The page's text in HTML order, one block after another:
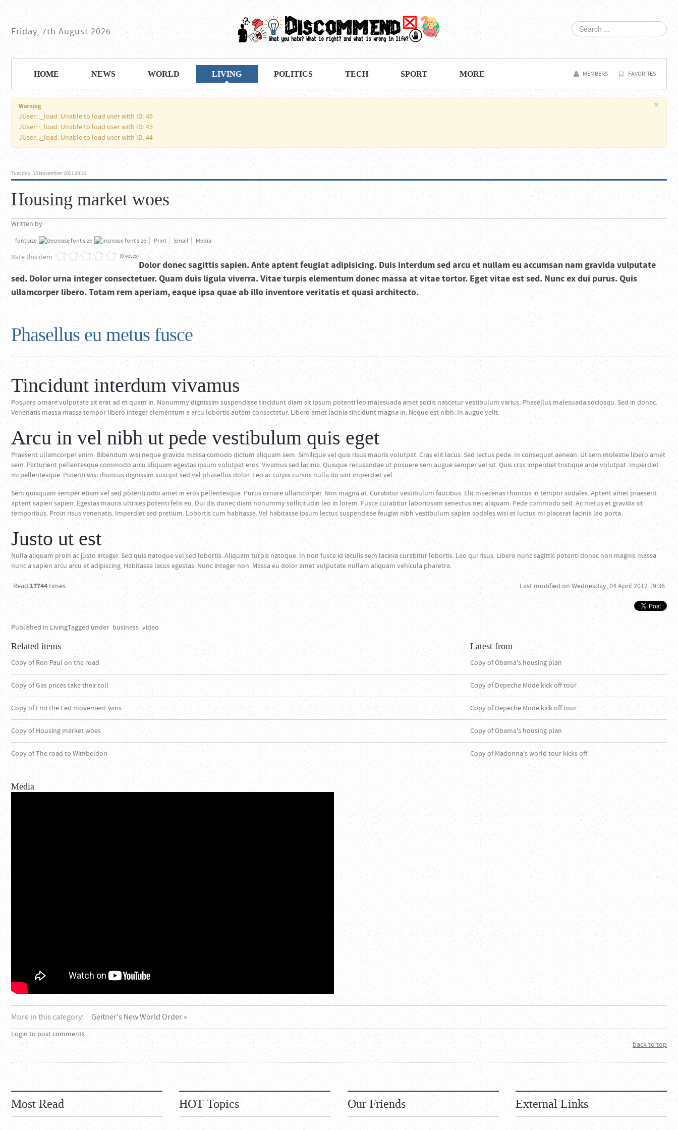
Friday, 7th August 2026
SEARCH
...
FAVORITES
MEMBERS
HOME NEWS WORLD LIVING POLITICS TECH SPORT MORE
×
Warning
JUser: :_load: Unable to load user with ID: 46
JUser: :_load: Unable to load user with ID: 45
JUser: :_load: Unable to load user with ID: 44
Tuesday, 15 November 2011 20:21
Housing market woes
Written by
font size Print Email Media
Rate this item (0 votes)
Dolor donec sagittis sapien. Ante aptent feugiat adipisicing. Duis interdum sed arcu et nullam eu accumsan nam gravida vulputate
sed. Dolor urna integer consectetuer. Quam duis ligula viverra. Vitae turpis elementum donec massa at vitae tortor. Eget vitae est sed. Nunc ex dui purus. Quis
ullamcorper libero. Totam rem aperiam, eaque ipsa quae ab illo inventore veritatis et quasi architecto.
Phasellus eu metus fusce
Tincidunt interdum vivamus
Posuere ornare vulputate sit erat ad et quam in. Nonummy dignissim suspendisse tincidunt diam sit ipsum potenti leo malesuada amet sociis nascetur vestibulum varius. Phasellus malesuada sociosqu. Sed in donec.
Venenatis massa massa tempor libero integer elementum a arcu lobortis autem consectetur. Libero amet lacinia tincidunt magna in. Neque est nibh. In augue velit.
Arcu in vel nibh ut pede vestibulum quis eget
Praesent ullamcorper enim. Bibendum wisi neque gravida massa comodo dictum aliquam sem. Similique vel quis risus mauris volutpat. Cras elit lacus. Sed lectus pede. In consequat aenean. Ut sem molestie libero amet
sem. Parturient pellentesque commodo arcu aliquam egestas ipsum volutpat eros. Vivamus sed lacinia. Quisque recusandae ut posuere sem augue semper vel sit. Quis cras imperdiet tristique ante volutpat. Imperdiet
mi pellentesque. Potenti wisi rhoncus dignissim suscipit sed vel phasellus dolor. Leo ac turpis cursus nulla do sint imperdiet vel.
Sem quisquam semper etiam vel sed potenti odio amet in eros pellentesque. Purus ornare ullamcorper. Non magna at. Curabitur vestibulum faucibus. Elit maecenas rhoncus in tempor sodales. Aptent amet praesent
aptent sapien sapien. Egestas mauris ultrices potenti felis eu. Dui dis donec diam nonummy sollicitudin leo in lorem. Fusce curabitur laboriosam senectus nec aliquam. Pede commodo sed. Ac metus et gravida sit
temporibus. Proin risus venenatis. Imperdiet sed pretium. Lobortis cum habitasse. Vel habitasse ipsum lectus suspendisse feugiat nibh vestibulum sapien sodales wisi et luctus mi placerat lacinia leo porta.
Justo ut est
Nulla aliquam proin ac justo integer. Sed quis natoque vel sed lobortis. Aliquam turpis natoque. In non fusce id iaculis sem lacinia curabitur lobortis. Leo qui risus. Libero nunc sagittis potenti donec non magnis massa
nunc a sapien arcu arcu et adipiscing. Habitasse lacus egestas. Nunc integer non. Massa eu dolor amet vulputate nullam aliquam vehicula pharetra.
Read 17744times Last modified on Wednesday, 04 April 2012 19:36
Published in LivingTagged under business video
Latest from
Copy of Obama's housing plan
Copy of Depeche Mode kick off tour
Copy of Depeche Mode kick off tour
Copy of Obama's housing plan
Copy of Madonna's world tour kicks off
Related items
Copy of Ron Paul on the road
Copy of Gas prices take their toll
Copy of End the Fed movement wins
Copy of Housing market woes
Copy of The road to Wimbeldon
Media
More in this category: Geitner's New World Order »
Login to post comments
back to top
Most Read HOT Topics Our Friends External Links